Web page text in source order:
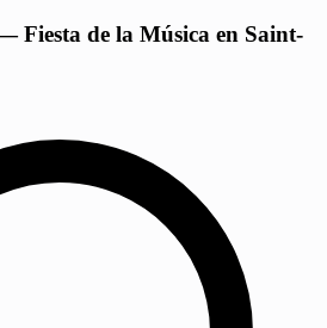
Fiesta de la Música en Saint-